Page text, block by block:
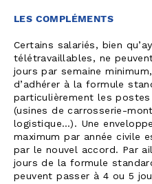
LES COMPLÉMENTS
Certains salariés, bien
télétravaillables, ne
jours par semaine
d’adhérer à la formule
particulièrement les
(usines de carrosserie-
logistique…). Une
maximum par année civile
par le nouvel accord. Par
jours de la formule
peuvent passer à 4 ou 5